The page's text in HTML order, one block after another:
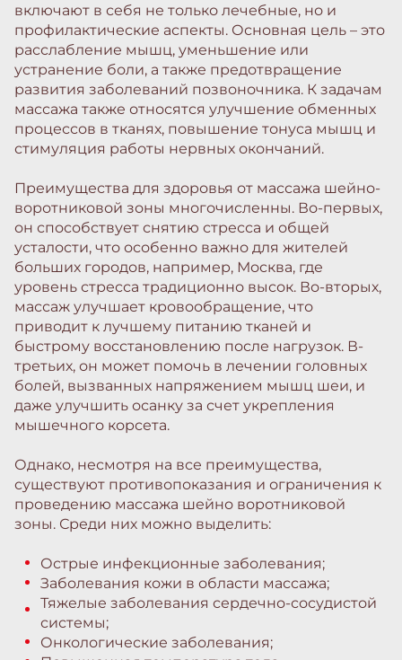
включают в себя не только лечебные, но и
профилактические аспекты. Основная цель – это
расслабление мышц, уменьшение или
устранение боли, а также предотвращение
развития заболеваний позвоночника. К задачам
массажа также относятся улучшение обменных
процессов в тканях, повышение тонуса мышц и
стимуляция работы нервных окончаний.
Преимущества для здоровья от массажа шейно-
воротниковой зоны многочисленны. Во-первых,
он способствует снятию стресса и общей
усталости, что особенно важно для жителей
больших городов, например, Москва, где
уровень стресса традиционно высок. Во-вторых,
массаж улучшает кровообращение, что
приводит к лучшему питанию тканей и
быстрому восстановлению после нагрузок. В-
третьих, он может помочь в лечении головных
болей, вызванных напряжением мышц шеи, и
даже улучшить осанку за счет укрепления
мышечного корсета.
Однако, несмотря на все преимущества,
существуют противопоказания и ограничения к
проведению массажа шейно воротниковой
зоны. Среди них можно выделить:
Острые инфекционные заболевания;
Заболевания кожи в области массажа;
Тяжелые заболевания сердечно-сосудистой
системы;
Онкологические заболевания;